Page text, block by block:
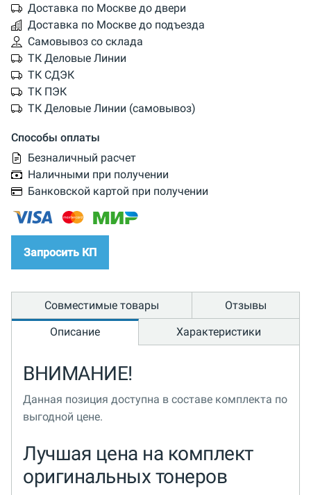
Доставка по Москве до двери
Доставка по Москве до подъезда
Самовывоз со склада
ТК Деловые Линии
ТК СДЭК
ТК ПЭК
ТК Деловые Линии (самовывоз)
Способы оплаты
Безналичный расчет
Наличными при получении
Банковской картой при получении
Запросить КП
Совместимые товары
Отзывы
Описание
Характеристики
ВНИМАНИЕ!
Данная позиция доступна в составе комплекта по
выгодной цене.
Лучшая цена на комплект
оригинальных тонеров